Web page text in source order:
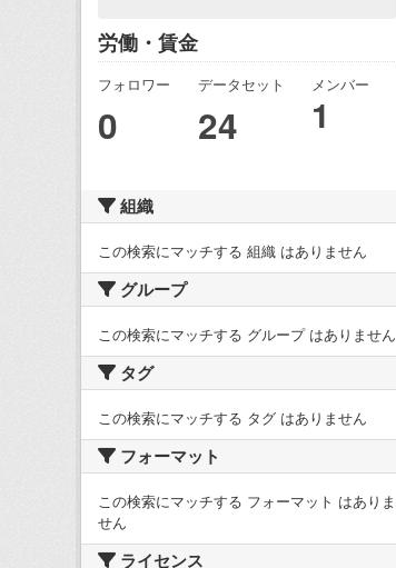
労働・賃金
フォロワー
0
データセット
24
メンバー
1
組織
この検索にマッチする 組織 はありません
グループ
この検索にマッチする グループ はありません
タグ
この検索にマッチする タグ はありません
フォーマット
この検索にマッチする フォーマット はありま
せん
ライセンス